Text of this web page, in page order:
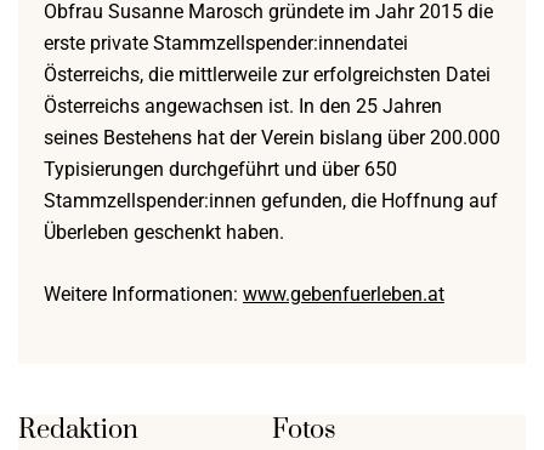
Obfrau Susanne Marosch gründete im Jahr 2015 die
erste private Stammzellspender:innendatei
Österreichs, die mittlerweile zur erfolgreichsten Datei
Österreichs angewachsen ist. In den 25 Jahren
seines Bestehens hat der Verein bislang über 200.000
Typisierungen durchgeführt und über 650
Stammzellspender:innen gefunden, die Hoffnung auf
Überleben geschenkt haben.
Weitere Informationen: www.gebenfuerleben.at
Redaktion Fotos